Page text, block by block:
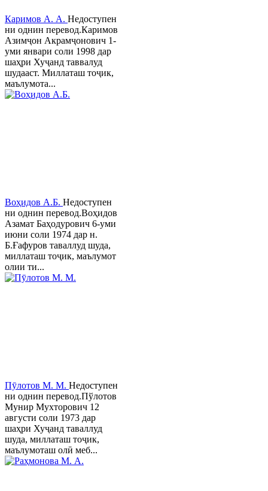
Каримов А. А. Недоступен
ни однин перевод.Каримов
Азимҷон Акрамҷонович 1-
уми январи соли 1998 дар
шаҳри Хуҷанд таввалуд
шудааст. Миллаташ тоҷик,
маълумота...
Воҳидов А.Б. Недоступен
ни однин перевод.Воҳидов
Азамат Баҳодурович 6-уми
июни соли 1974 дар н.
Б.Ғафуров таваллуд шуда,
миллаташ тоҷик, маълумот
олии ти...
Пӯлотов М. М. Недоступен
ни однин перевод.Пўлотов
Мунир Мухторович 12
августи соли 1973 дар
шаҳри Хуҷанд таваллуд
шуда, миллаташ тоҷик,
маълумоташ олӣ меб...